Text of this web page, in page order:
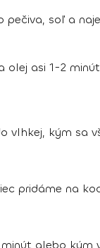
pečiva, soľ a
olej asi 1-2
vlhkej, kým sa
pridáme na